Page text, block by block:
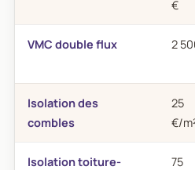
€
VMC double flux 2
Isolation des
combles
25
€/
Isolation toiture-
75